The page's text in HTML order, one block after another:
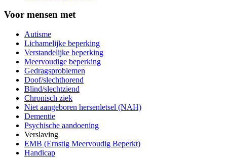
Voor mensen met
Autisme
Lichamelijke beperking
Verstandelijke beperking
Meervoudige beperking
Gedragsproblemen
Doof/slechthorend
Blind/slechtziend
Chronisch ziek
Niet aangeboren hersenletsel (NAH)
Dementie
Psychische aandoening
Verslaving
EMB (Ernstig Meervoudig Beperkt)
Handicap